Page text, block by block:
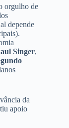
orgulho de
depende
Singer,
da
apoio